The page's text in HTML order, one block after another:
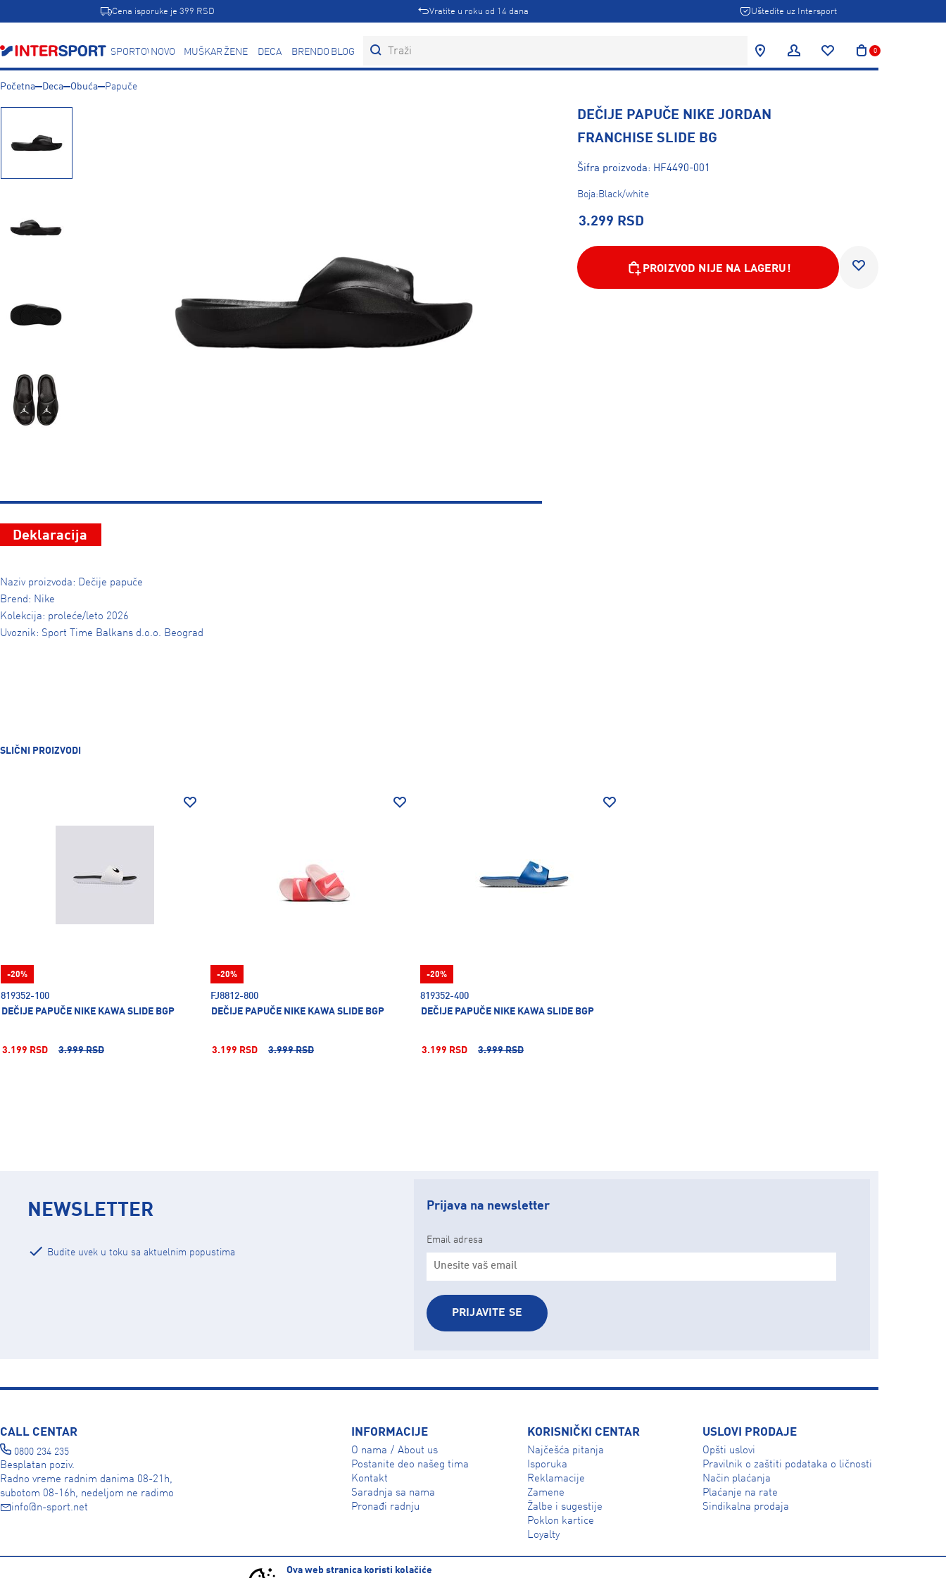
Cena isporuke je 399 RSD Vratite u roku od 14 dana Uštedite uz Intersport
SPORTOVINOVO MUŠKARCIŽENE DECA BRENDOVIBLOG 0
Ova web stranica koristi kolačiće
Početna Deca Obuća Papuče
Deklaracija
Naziv proizvoda: Dečije papuče
Brend: Nike
Kolekcija: proleće/leto 2026
Uvoznik: Sport Time Balkans d.o.o. Beograd
DEČIJE PAPUČE NIKE JORDAN
FRANCHISE SLIDE BG
Šifra proizvoda: HF4490-001
Boja:Black/white
3.299 RSD
PROIZVOD NIJE NA LAGERU!
SLIČNI PROIZVODI
819352-100
DEČIJE PAPUČE NIKE KAWA SLIDE BGP
3.199 RSD 3.999 RSD
-20%
FJ8812-800
DEČIJE PAPUČE NIKE KAWA SLIDE BGP
3.199 RSD 3.999 RSD
-20%
819352-400
DEČIJE PAPUČE NIKE KAWA SLIDE BGP
3.199 RSD 3.999 RSD
-20%
NEWSLETTER
Budite uvek u toku sa aktuelnim popustima
Prijava na newsletter
Email adresa
PRIJAVITE SE
CALL CENTAR
0800 234 235
Besplatan poziv.
Radno vreme radnim danima 08-21h,
subotom 08-16h, nedeljom ne radimo
info@n-sport.net
INFORMACIJE
O nama / About us
Postanite deo našeg tima
Kontakt
Saradnja sa nama
Pronađi radnju
KORISNIČKI CENTAR
Najčešća pitanja
Isporuka
Reklamacije
Zamene
Žalbe i sugestije
Poklon kartice
Loyalty
USLOVI PRODAJE
Opšti uslovi
Pravilnik o zaštiti podataka o ličnosti
Način plaćanja
Plaćanje na rate
Sindikalna prodaja